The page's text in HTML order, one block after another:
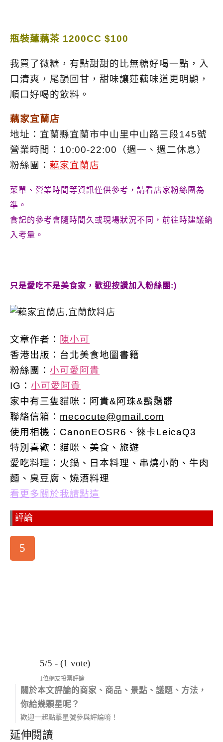
瓶裝蓮藕茶 1200CC $100
我買了微糖，有點甜甜的比無糖好喝一點，入
口清爽，尾韻回甘，甜味讓蓮藕味道更明顯，
順口好喝的飲料。
藕家宜蘭店
地址：宜蘭縣宜蘭市中山里中山路三段145號
營業時間： 10:00-22:00（週一、週二休息）
粉絲團： 藕家宜蘭店
菜單、營業時間等資訊僅供參考，請看店家粉絲團為
準。
食記的參考會隨時間久或現場狀況不同，前往時建議納
入考量。
只是愛吃不是美食家，歡迎按讚加入粉絲團:)
文章作者： 陳小可
香港出版： 台北美食地圖書籍
粉絲團： 小可愛阿貴
IG： 小可愛阿貴
家中有三隻貓咪：阿貴&阿珠&鬍鬚髒
聯絡信箱： mecocute@gmail.com
使用相機：CanonEOSR6、徠卡LeicaQ3
特別喜歡： 貓咪、美食、旅遊
愛吃料理：火鍋、日本料理、串燒小酌、牛肉
麵、臭豆腐、燒酒料理
看更多關於我請點這
評論
5
5/5 - (1 vote)
1位網友投票評論
關於本文評論的商家、商品、景點、議題、方法，
你給幾顆星呢？
歡迎一起點擊星號參與評論唷！
延伸閱讀